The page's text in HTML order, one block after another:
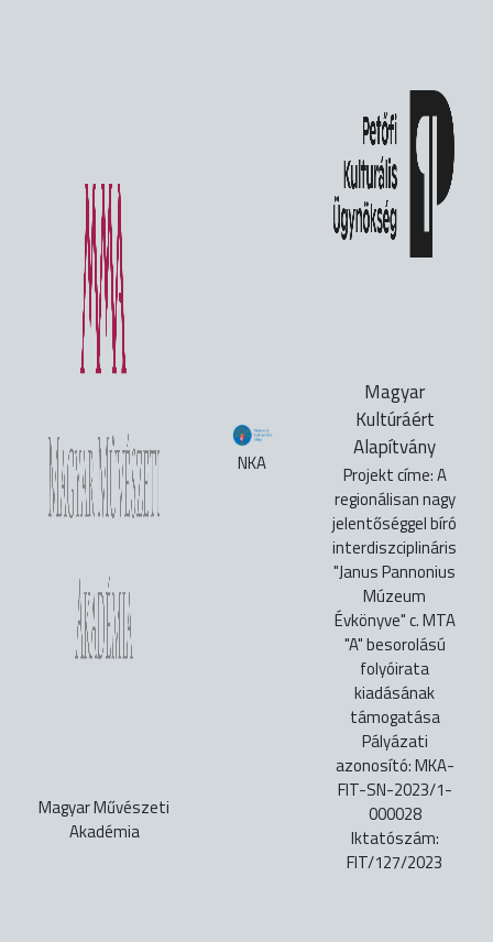
Magyar Művészeti
Akadémia
NKA
Magyar
Kultúráért
Alapítvány
Projekt címe: A
regionálisan nagy
jelentőséggel bíró
interdiszciplináris
"Janus Pannonius
Múzeum
Évkönyve" c. MTA
"A" besorolású
folyóirata
kiadásának
támogatása
Pályázati
azonosító: MKA-
FIT-SN-2023/1-
000028
Iktatószám:
FIT/127/2023